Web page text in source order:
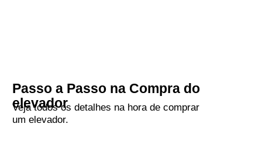
Passo a Passo na Compra do
elevador
Veja todos os detalhes na hora de comprar
um elevador.